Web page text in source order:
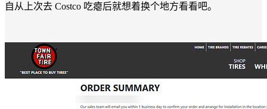
自从上次去 Costco 吃瘪后就想着换个地方看看吧。